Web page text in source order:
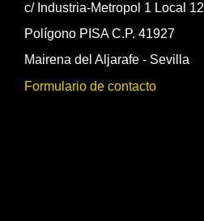
c/ Industria-Metropol 1 Local 12
Polígono PISA C.P. 41927
Mairena del Aljarafe - Sevilla
Formulario de contacto